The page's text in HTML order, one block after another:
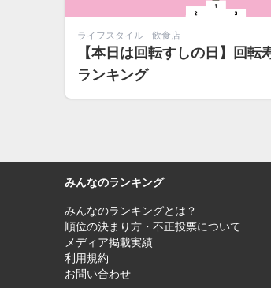
ライフスタイル 飲食店
【本日は回転すしの日】回転
ランキング
みんなのランキング
みんなのランキングとは？
順位の決まり方・不正投票について
メディア掲載実績
利用規約
お問い合わせ